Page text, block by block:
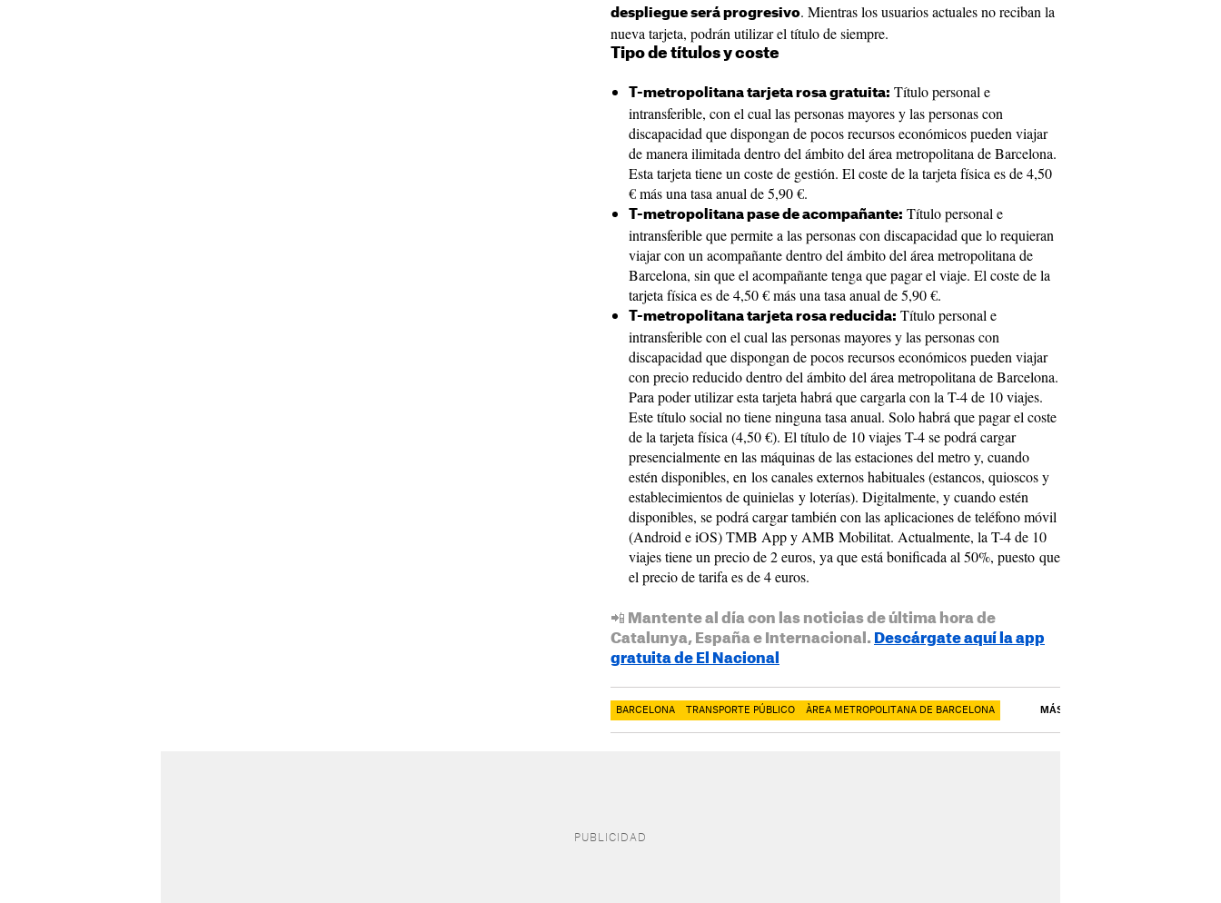
despliegue será progresivo. Mientras los usuarios actuales no reciban la
nueva tarjeta, podrán utilizar el título de siempre.
Tipo de títulos y coste
T-metropolitana tarjeta rosa gratuita: Título personal e
intransferible, con el cual las personas mayores y las personas con
discapacidad que dispongan de pocos recursos económicos pueden viajar
de manera ilimitada dentro del ámbito del área metropolitana de Barcelona.
Esta tarjeta tiene un coste de gestión. El coste de la tarjeta física es de 4,50
€ más una tasa anual de 5,90 €.
T-metropolitana pase de acompañante: Título personal e
intransferible que permite a las personas con discapacidad que lo requieran
viajar con un acompañante dentro del ámbito del área metropolitana de
Barcelona, sin que el acompañante tenga que pagar el viaje. El coste de la
tarjeta física es de 4,50 € más una tasa anual de 5,90 €.
T-metropolitana tarjeta rosa reducida: Título personal e
intransferible con el cual las personas mayores y las personas con
discapacidad que dispongan de pocos recursos económicos pueden viajar
con precio reducido dentro del ámbito del área metropolitana de Barcelona.
Para poder utilizar esta tarjeta habrá que cargarla con la T-4 de 10 viajes.
Este título social no tiene ninguna tasa anual. Solo habrá que pagar el coste
de la tarjeta física (4,50 €). El título de 10 viajes T-4 se podrá cargar
presencialmente en las máquinas de las estaciones del metro y, cuando
estén disponibles, en los canales externos habituales (estancos, quioscos y
establecimientos de quinielas y loterías). Digitalmente, y cuando estén
disponibles, se podrá cargar también con las aplicaciones de teléfono móvil
(Android e iOS) TMB App y AMB Mobilitat. Actualmente, la T-4 de 10
viajes tiene un precio de 2 euros, ya que está bonificada al 50%, puesto que
el precio de tarifa es de 4 euros.
📲 Mantente al día con las noticias de última hora de
Catalunya, España e Internacional. Descárgate aquí la app
gratuita de El Nacional
BARCELONA TRANSPORTE PÚBLICO ÀREA METROPOLITANA DE BARCELONA MÁS